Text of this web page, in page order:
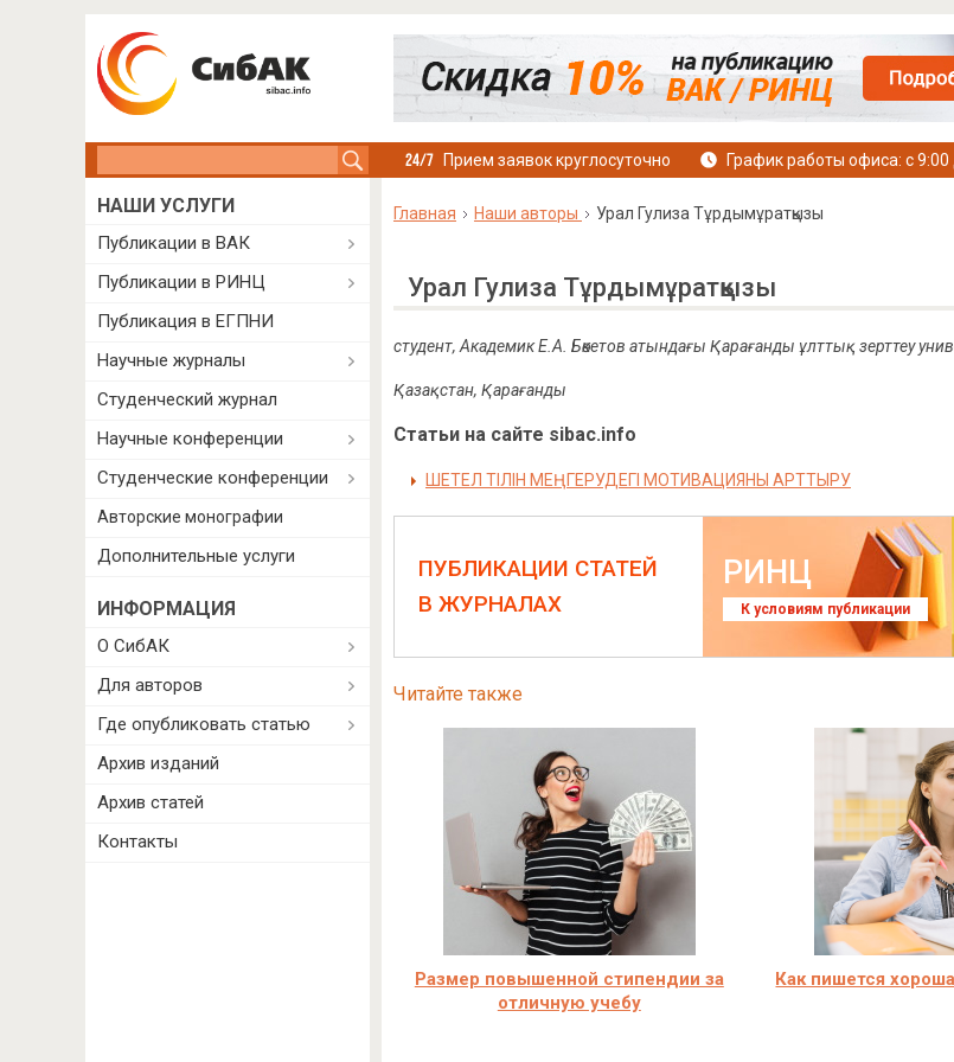
Прием заявок круглосуточно График работы офиса: с
Главная Наши авторы Урал Гулиза Тұрдымұратқызы
Урал Гулиза Тұрдымұратқызы
студент, Академик Е.А. Бөкетов атындағы Қарағанды ұлттық зерттеу
Қазақстан, Қарағанды
Статьи на сайте sibac.info
ШЕТЕЛ ТІЛІН МЕҢГЕРУДЕГІ МОТИВАЦИЯНЫ АРТТЫРУ
ПУБЛИКАЦИИ СТАТЕЙ
В ЖУРНАЛАХ
РИНЦ
К условиям публикации
Читайте также
Размер повышенной стипендии за
отличную учебу
Как пишется
НАШИ УСЛУГИ
Публикации в ВАК
Публикации в РИНЦ
Публикация в ЕГПНИ
Научные журналы
Студенческий журнал
Научные конференции
Студенческие конференции
Авторские монографии
Дополнительные услуги
ИНФОРМАЦИЯ
О СибАК
Для авторов
Где опубликовать статью
Архив изданий
Архив статей
Контакты